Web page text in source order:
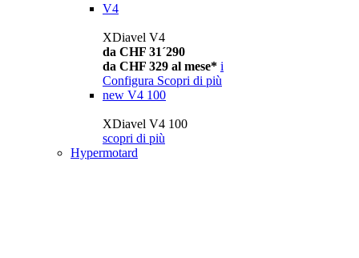
V4
XDiavel V4
da CHF 31´290
da CHF 329 al mese* i
Configura Scopri di più
new V4 100
XDiavel V4 100
scopri di più
Hypermotard